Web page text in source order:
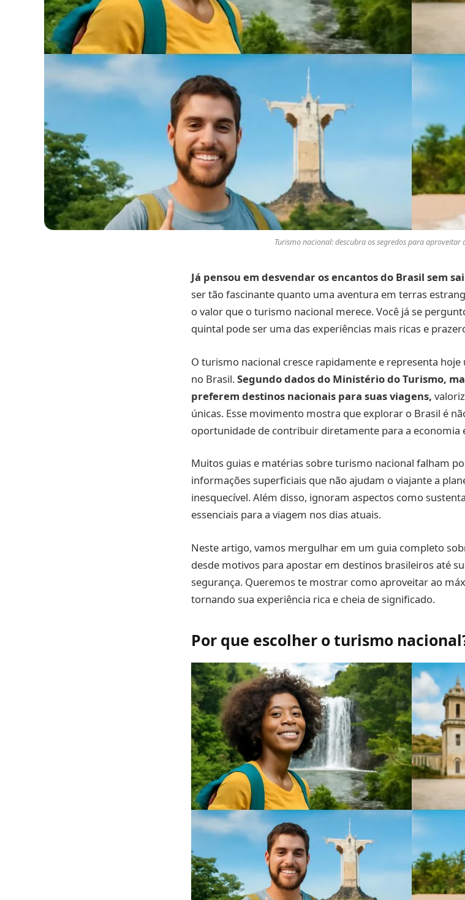
Turismo nacional: descubra os segredos para aproveitar
Já pensou em desvendar os encantos do Brasil sem
ser tão fascinante quanto uma aventura em terras
o valor que o turismo nacional merece. Você já se
quintal pode ser uma das experiências mais ricas e
O turismo nacional cresce rapidamente e representa
no Brasil.Segundo dados do Ministério do Turismo,
preferem destinos nacionais para suas viagens,
únicas. Esse movimento mostra que explorar o Brasil é
oportunidade de contribuir diretamente para a economia
Muitos guias e matérias sobre turismo nacional falham
informações superficiais que não ajudam o viajante a
inesquecível. Além disso, ignoram aspectos como
essenciais para a viagem nos dias atuais.
Neste artigo, vamos mergulhar em um guia completo
desde motivos para apostar em destinos brasileiros até
segurança. Queremos te mostrar como aproveitar ao
tornando sua experiência rica e cheia de significado.
Por que escolher o turismo